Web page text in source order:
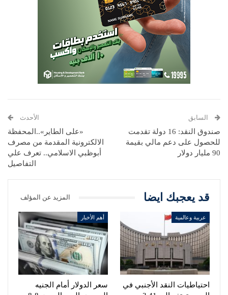
السابق
صندوق النقد: 16 دولة تقدمت
للحصول على دعم مالي بقيمة
90 مليار دولار
الأحدث
«على الطاير»..المحفظة
الالكترونية المقدمة من مصرف
أبوظبي الاسلامي.. تعرف علي
التفاصيل
قد يعجبك ايضا المزيد عن المؤلف
عربية وعالمية
احتياطيات النقد الأجنبي في
أهم الأخبار
سعر الدولار أمام الجنيه